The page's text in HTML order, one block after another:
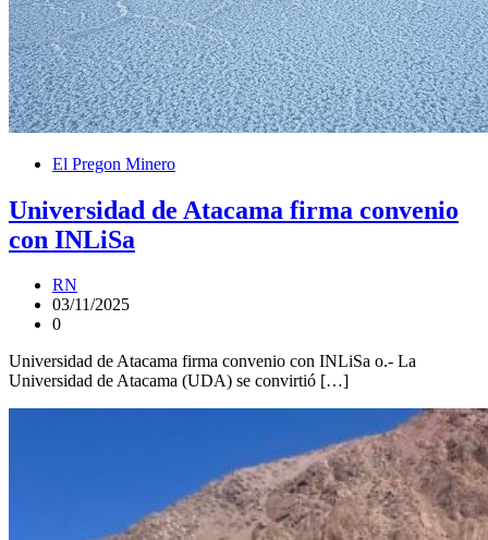
El Pregon Minero
Universidad de Atacama firma convenio
con INLiSa
RN
03/11/2025
0
Universidad de Atacama firma convenio con INLiSa o.- La
Universidad de Atacama (UDA) se convirtió […]